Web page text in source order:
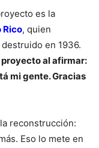
es la
Rico, quien
en 1936.
al afirmar:
mi gente. Gracias
reconstrucción:
Eso lo mete en